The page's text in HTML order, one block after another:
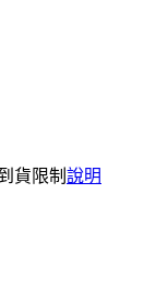
貨限制 說明